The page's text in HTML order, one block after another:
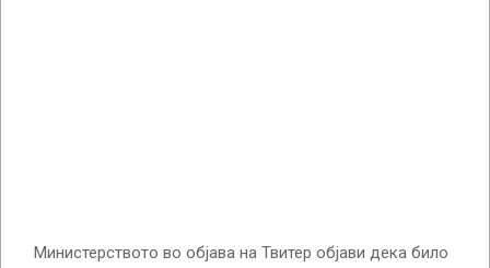
Министерството во објава на Твитер објави дека било